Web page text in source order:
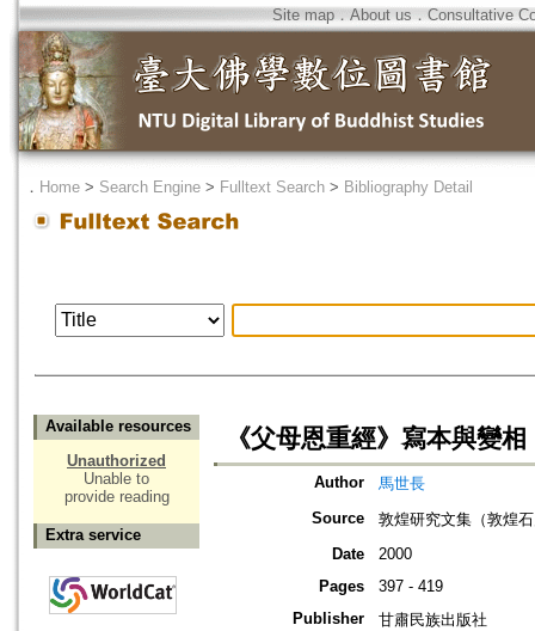
Site map．About us ． Consultative
． Home > Search Engine > Fulltext Search > Bibliography Detail
Available resources
Unauthorized
Unable to
provide reading
Extra service
《父母恩重經》寫本與變相
Author
馬世長
Source
敦煌研究文集（敦煌
Date
2000
Pages
397 - 419
Publisher
甘肅民族出版社